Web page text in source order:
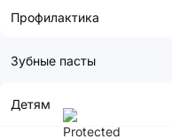
Профилактика
Зубные пасты
Детям